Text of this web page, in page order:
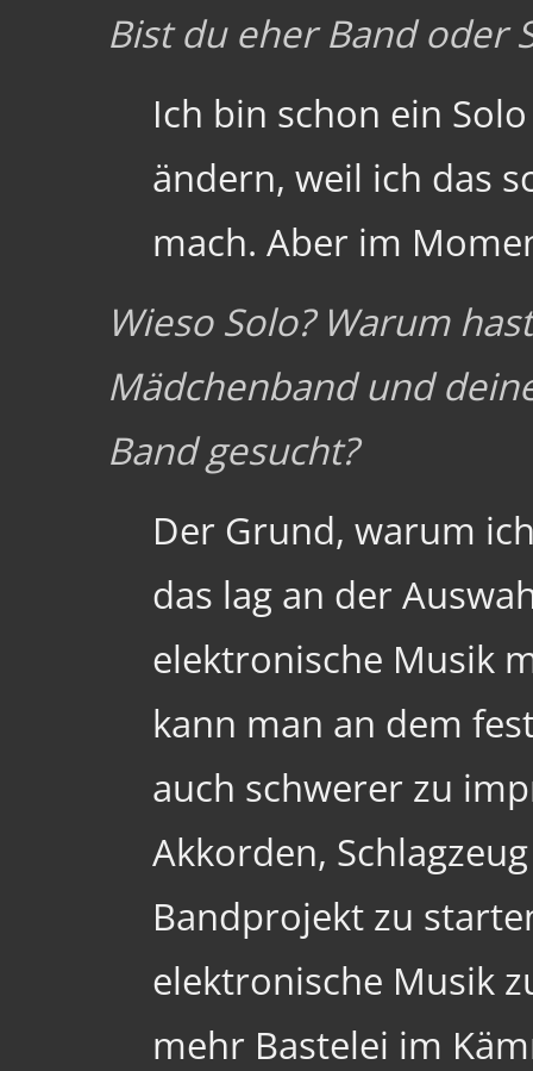
Bist du eher Band oder
Ich bin schon ein
ändern, weil ich das
mach. Aber im
Wieso Solo? Warum
Mädchenband und
Band gesucht?
Der Grund, warum
das lag an der
elektronische Musik
kann man an dem
auch schwerer zu
Akkorden,
Bandprojekt zu
elektronische Musik
mehr Bastelei im